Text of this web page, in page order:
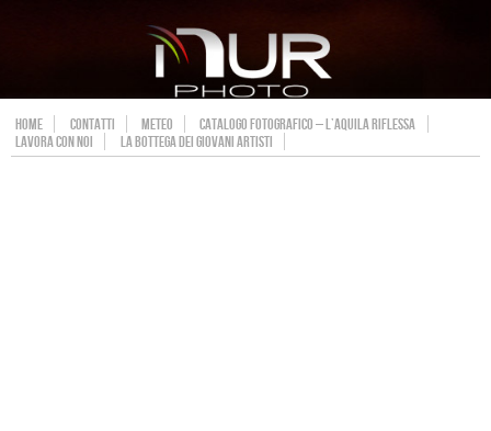
HOME CONTATTI METEO
CATALOGO FOTOGRAFICO – L’AQUILA RIFLESSA
LAVORA CON NOI
LA BOTTEGA DEI GIOVANI ARTISTI